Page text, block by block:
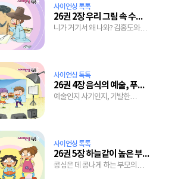
사이언싱 톡톡
26권 2장 우리 그림 속 수학 원리
니가 거기서 왜 나와? 김홍도와
사이언싱 톡톡
26권 4장 음식의 예술, 푸드 스타일링
예술인지 사기인지, 기발한
사이언싱 톡톡
26권 5장 하늘같이 높은 부모님 은혜
콩심은 데 콩나게 하는 부모의